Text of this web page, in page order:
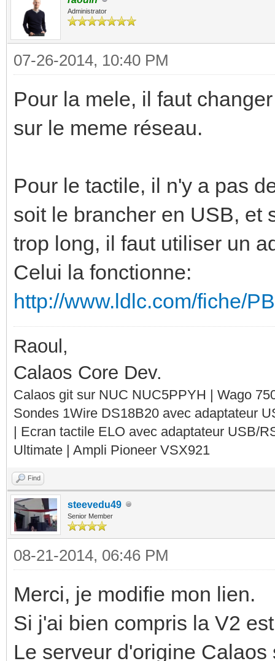
Administrator
07-26-2014, 10:40 PM
Pour la mele, il faut
sur le meme réseau.
Pour le tactile, il n'y a pas
soit le brancher en USB, et
trop long, il faut utiliser un
Celui la fonctionne:
http://www.ldlc.com/fiche/
Raoul,
Calaos Core Dev.
Calaos git sur NUC NUC5PPYH | Wago
Sondes 1Wire DS18B20 avec adaptateur
| Ecran tactile ELO avec adaptateur USB/
Ultimate | Ampli Pioneer VSX921
Find
steevedu49
Senior Member
08-21-2014, 06:46 PM
Merci, je modifie mon lien.
Si j'ai bien compris la V2
Le serveur d'origine